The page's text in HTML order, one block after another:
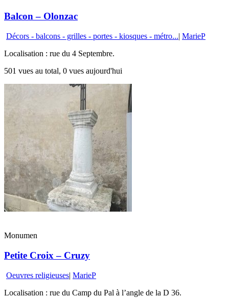
Balcon – Olonzac
Décors - balcons - grilles - portes - kiosques - métro...| MarieP
Localisation : rue du 4 Septembre.
501 vues au total, 0 vues aujourd'hui
Monumen
Petite Croix – Cruzy
Oeuvres religieuses| MarieP
Localisation : rue du Camp du Pal à l’angle de la D 36.